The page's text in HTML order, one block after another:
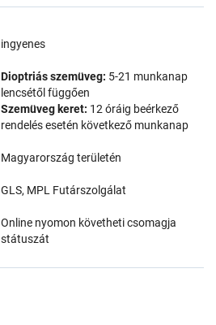
ingyenes
Dioptriás szemüveg: 5-21 munkanap
lencsétől függően
Szemüveg keret: 12 óráig beérkező
rendelés esetén következő munkanap
Magyarország területén
GLS, MPL Futárszolgálat
Online nyomon követheti csomagja
státuszát